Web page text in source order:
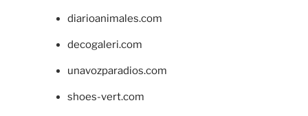
diarioanimales.com
decogaleri.com
unavozparadios.com
shoes-vert.com